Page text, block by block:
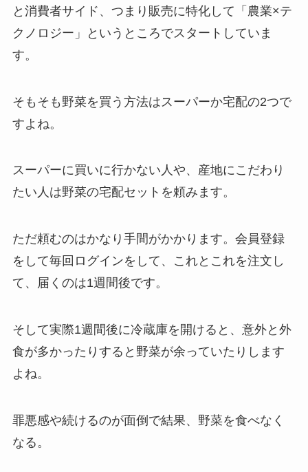
と消費者サイド、つまり販売に特化して「農業×テ
クノロジー」というところでスタートしていま
す。
そもそも野菜を買う方法はスーパーか宅配の2つで
すよね。
スーパーに買いに行かない人や、産地にこだわり
たい人は野菜の宅配セットを頼みます。
ただ頼むのはかなり手間がかかります。会員登録
をして毎回ログインをして、これとこれを注文し
て、届くのは1週間後です。
そして実際1週間後に冷蔵庫を開けると、意外と外
食が多かったりすると野菜が余っていたりします
よね。
罪悪感や続けるのが面倒で結果、野菜を食べなく
なる。